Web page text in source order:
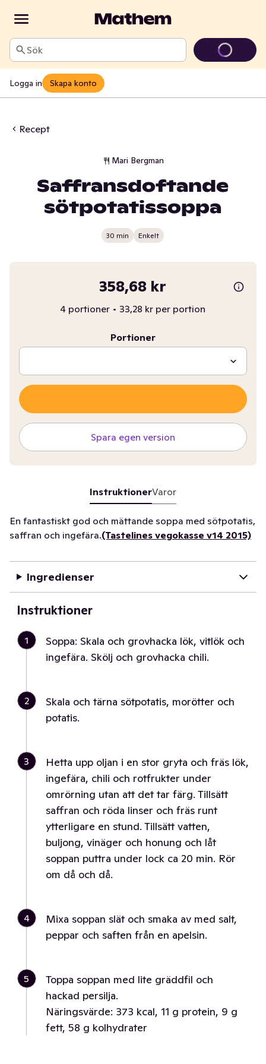
Sök
Logga in Skapa konto
Recept
Mari Bergman
Saffransdoftande
sötpotatissoppa
30 min Enkelt
358,68 kr
4 portioner • 33,28 kr per portion
Portioner
Spara egen version
InstruktionerVaror
En fantastiskt god och mättande soppa med sötpotatis,
saffran och ingefära.(Tastelines vegokasse v14 2015)
Ingredienser
Instruktioner
1
Soppa: Skala och grovhacka lök, vitlök och
ingefära. Skölj och grovhacka chili.
2
Skala och tärna sötpotatis, morötter och
potatis.
3
Hetta upp oljan i en stor gryta och fräs lök,
ingefära, chili och rotfrukter under
omrörning utan att det tar färg. Tillsätt
saffran och röda linser och fräs runt
ytterligare en stund. Tillsätt vatten,
buljong, vinäger och honung och låt
soppan puttra under lock ca 20 min. Rör
om då och då.
4
Mixa soppan slät och smaka av med salt,
peppar och saften från en apelsin.
5
Toppa soppan med lite gräddfil och
hackad persilja.
Näringsvärde: 373 kcal, 11 g protein, 9 g
fett, 58 g kolhydrater